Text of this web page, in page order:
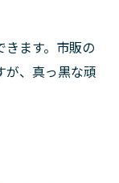
ます。市販の
が、真っ黒な頑